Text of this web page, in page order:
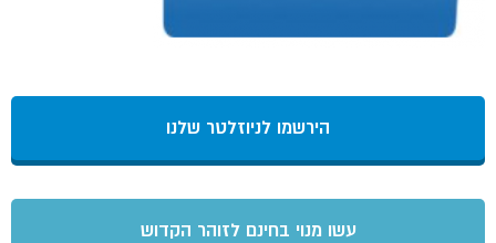
הירשמו לניוזלטר שלנו
עשו מנוי בחינם לזוהר הקדוש